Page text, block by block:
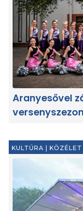
Aranyesővel
KULTÚRA | KÖZÉLET